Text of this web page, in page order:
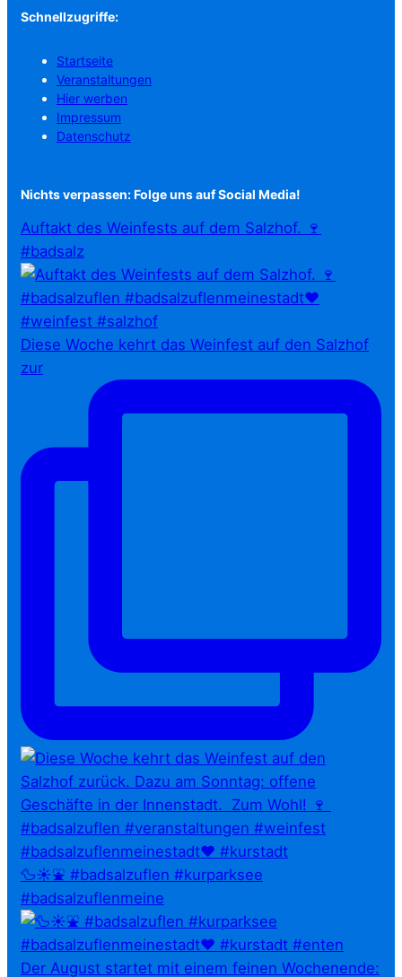
Schnellzugriffe:
Startseite
Veranstaltungen
Hier werben
Impressum
Datenschutz
Nichts verpassen: Folge uns auf Social Media!
Auftakt des Weinfests auf dem Salzhof. 🍷
#badsalz
Diese Woche kehrt das Weinfest auf den Salzhof
zur
🦆☀️⛲ #badsalzuflen #kurparksee
#badsalzuflenmeine
Der August startet mit einem feinen Wochenende: